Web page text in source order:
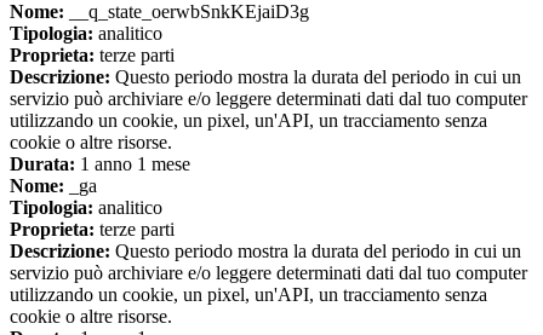
Nome: __q_state_oerwbSnkKEjaiD3g
Tipologia: analitico
Proprieta: terze parti
Descrizione: Questo periodo mostra la durata del periodo in cui un
servizio può archiviare e/o leggere determinati dati dal tuo computer
utilizzando un cookie, un pixel, un'API, un tracciamento senza
cookie o altre risorse.
Durata: 1 anno 1 mese
Nome: _ga
Tipologia: analitico
Proprieta: terze parti
Descrizione: Questo periodo mostra la durata del periodo in cui un
servizio può archiviare e/o leggere determinati dati dal tuo computer
utilizzando un cookie, un pixel, un'API, un tracciamento senza
cookie o altre risorse.